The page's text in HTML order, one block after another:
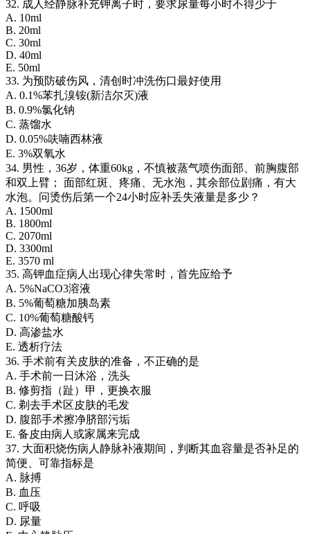
32. 成人经静脉补充钾离子时，要求尿量每小时不得少于
A. 10ml
B. 20ml
C. 30ml
D. 40ml
E. 50ml
33. 为预防破伤风，清创时冲洗伤口最好使用
A. 0.1%苯扎溴铵(新洁尔灭)液
B. 0.9%氯化钠
C. 蒸馏水
D. 0.05%呋喃西林液
E. 3%双氧水
34. 男性，36岁，体重60kg，不慎被蒸气喷伤面部、前胸腹部
和双上臂； 面部红斑、疼痛、无水泡，其余部位剧痛，有大
水泡。问烫伤后第一个24小时应补丢失液量是多少？
A. 1500ml
B. 1800ml
C. 2070ml
D. 3300ml
E. 3570 ml
35. 高钾血症病人出现心律失常时，首先应给予
A. 5%NaCO3溶液
B. 5%葡萄糖加胰岛素
C. 10%葡萄糖酸钙
D. 高渗盐水
E. 透析疗法
36. 手术前有关皮肤的准备，不正确的是
A. 手术前一日沐浴，洗头
B. 修剪指（趾）甲，更换衣服
C. 剃去手术区皮肤的毛发
D. 腹部手术擦净脐部污垢
E. 备皮由病人或家属来完成
37. 大面积烧伤病人静脉补液期间，判断其血容量是否补足的
简便、可靠指标是
A. 脉搏
B. 血压
C. 呼吸
D. 尿量